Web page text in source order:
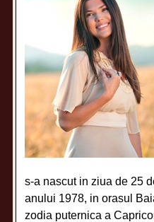
s-a nascut in ziua de 25
anului 1978, in orasul
zodia puternica a